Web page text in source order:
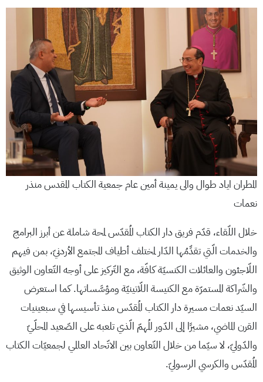
المطران اياد طوال والى يمينة أمين عام جمعية الكتاب المقدس منذر
نعمات
خلال اللّقاء، قدّم فريق دار الكتاب المُقدّس لمحة شاملة عن أبرز البرامج
والخدمات الّتي تقدِّمُها الدّار لمختلف أطياف المجتمع الأردنيّ، بمن فيهم
اللّاجئون والعائلات الكنسيّة كافّة، مع التّركيز على أوجه التّعاون الوثيق
والشّراكة المستمرّة مع الكنيسة اللّاتينيّة ومؤسَّساتها. كما استعرض
السيّد نعمات مسيرة دار الكتاب المُقدّس منذ تأسيسها في سبعينيات
القرن الماضي، مشيرًا إلى الدّور المُهمّ الّذي تلعبه على الصّعيد المحلّيّ
والدّوليّ، لا سيّما من خلال التّعاون بين الاتّحاد العالمي لجمعيّات الكتاب
المُقدّس والكرسي الرسوليّ.